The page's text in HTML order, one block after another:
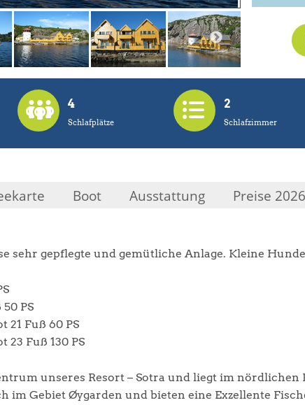
4
Schlafplätze
2
Schlafzimmer
Boot Ausstattung Preise 2026
sehr gepflegte und gemütliche Anlage. Kleine
PS
21 Fuß 60 PS
Fuß 130 PS
unseres Resort – Sotra und liegt im
im Gebiet Øygarden und bieten eine Exzellente